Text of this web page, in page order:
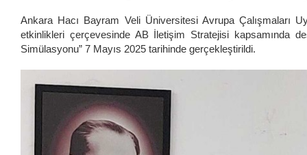
Ankara Hacı Bayram Veli Üniversitesi Avrupa Çalışmaları
etkinlikleri çerçevesinde AB İletişim Stratejisi kapsamında
Simülasyonu” 7 Mayıs 2025 tarihinde gerçekleştirildi.